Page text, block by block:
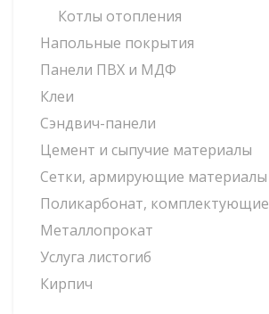
Котлы отопления
Напольные покрытия
Панели ПВХ и МДФ
Клеи
Сэндвич-панели
Цемент и сыпучие материалы
Сетки, армирующие материалы
Поликарбонат, комплектующие
Металлопрокат
Услуга листогиб
Кирпич